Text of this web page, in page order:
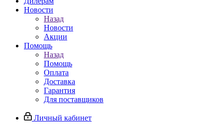
Новости
Назад
Новости
Акции
Помощь
Назад
Помощь
Оплата
Доставка
Гарантия
Для поставщиков
Личный кабинет